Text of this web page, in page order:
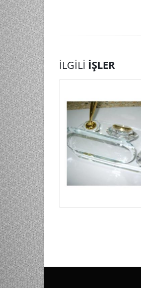
İLGILI İŞLER